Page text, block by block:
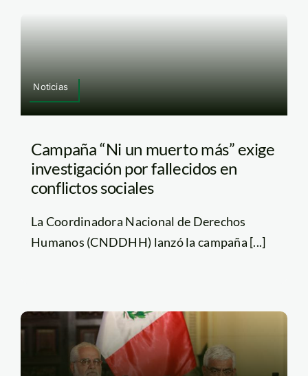
Noticias
Campaña “Ni un muerto más” exige
investigación por fallecidos en
conflictos sociales
La Coordinadora Nacional de Derechos
Humanos (CNDDHH) lanzó la campaña [...]